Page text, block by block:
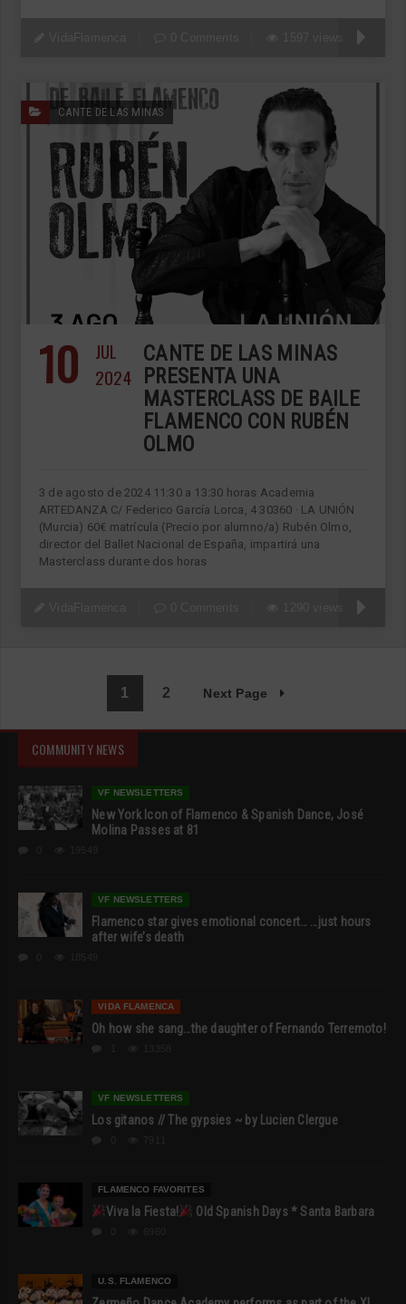
CANTE DE LAS MINAS
10
JUL
2024
CANTE DE LAS MINAS
PRESENTA UNA
MASTERCLASS DE BAILE
FLAMENCO CON RUBÉN
OLMO
3 de agosto de 2024 11:30 a 13:30 horas Academia
ARTEDANZA C/ Federico García Lorca, 4 30360 · LA UNIÓN
(Murcia) 60€ matrícula (Precio por alumno/a) Rubén Olmo,
director del Ballet Nacional de España, impartirá una
Masterclass durante dos horas
1 2 Next Page
COMMUNITY NEWS
VF NEWSLETTERS
New York Icon of Flamenco & Spanish Dance, José
Molina Passes at 81
VF NEWSLETTERS
Flamenco star gives emotional concert… …just hours
after wife’s death
VIDA FLAMENCA
Oh how she sang…the daughter of Fernando Terremoto!
VF NEWSLETTERS
Los gitanos // The gypsies ~ by Lucien Clergue
FLAMENCO FAVORITES
Viva la Fiesta! Old Spanish Days * Santa Barbara
U.S. FLAMENCO